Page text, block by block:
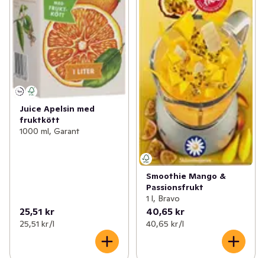
Juice Apelsin med
fruktkött
1000 ml, Garant
25,51 kr
25,51 kr /l
Smoothie Mango &
Passionsfrukt
1 l, Bravo
40,65 kr
40,65 kr /l